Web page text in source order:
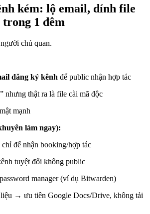
kém: lộ email, dính file
1 đêm
chủ quan.
đăng ký kênh để public nhận hợp tác
nhưng thật ra là file cài mã độc
mạnh
làm ngay):
để nhận booking/hợp tác
tuyệt đối không public
manager (ví dụ Bitwarden)
liệu → ưu tiên Google Docs/Drive, không tải